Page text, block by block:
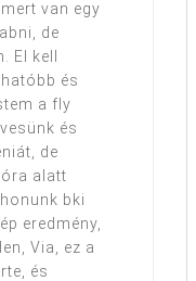
van egy
de
El kell
és
a fly
és
de
alatt
bki
eredmény,
Via, ez a
és